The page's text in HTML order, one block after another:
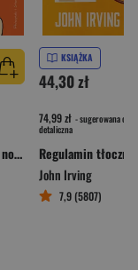
Na tabliczkę sposób nowy, sama wchodzi ci do głowy
KSIĄŻKA
44,30 zł
74,99 zł - sugerowana cena
detaliczna
Regulamin tłoczni
John Irving
7,9 (5807)